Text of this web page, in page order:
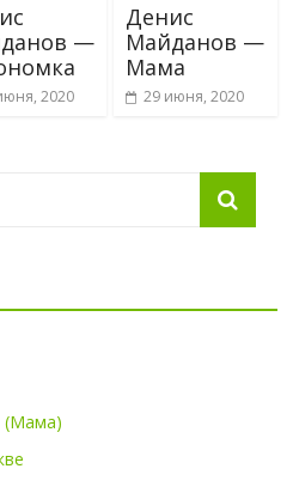
—
2020
Денис
Майданов —
Мама
29 июня, 2020
(Мама)